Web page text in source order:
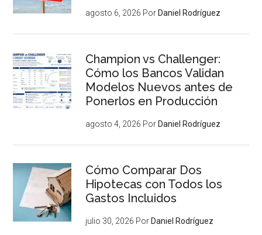
agosto 6, 2026 Por Daniel Rodríguez
Champion vs Challenger:
Cómo los Bancos Validan
Modelos Nuevos antes de
Ponerlos en Producción
agosto 4, 2026 Por Daniel Rodríguez
Cómo Comparar Dos
Hipotecas con Todos los
Gastos Incluidos
julio 30, 2026 Por Daniel Rodríguez